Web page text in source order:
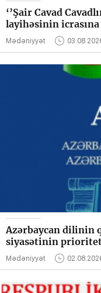
‘’Şair Cavad
layihəsinin icrasına
Mədəniyyət
Azərbaycan dilinin
siyasətinin
Mədəniyyət